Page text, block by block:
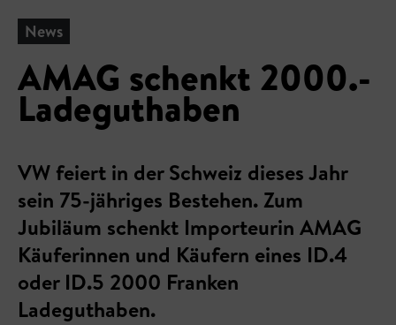
News
AMAG schenkt 2000.-
Ladeguthaben
VW feiert in der Schweiz dieses Jahr
sein 75-jähriges Bestehen. Zum
Jubiläum schenkt Importeurin AMAG
Käuferinnen und Käufern eines ID.4
oder ID.5 2000 Franken
Ladeguthaben.